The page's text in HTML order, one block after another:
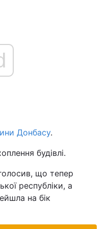
Донбасу.
будівлі.
що тепер
республіки, а
на бік